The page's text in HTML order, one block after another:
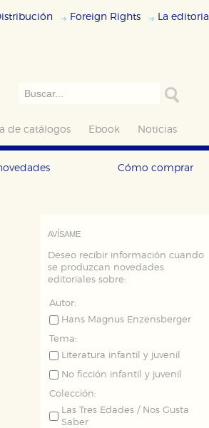
Foreign Rights La editorial
de catálogos Ebook Noticias
Cómo comprar
AVÍSAME
Deseo recibir información cuando
se produzcan novedades
editoriales sobre:
Autor:
Hans Magnus Enzensberger
Tema:
Literatura infantil y juvenil
No ficción infantil y juvenil
Colección:
Las Tres Edades / Nos Gusta
Saber